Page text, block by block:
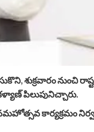
శుక్రవారం నుంచి
పిలుపునిచ్చారు.
కార్యక్రమం